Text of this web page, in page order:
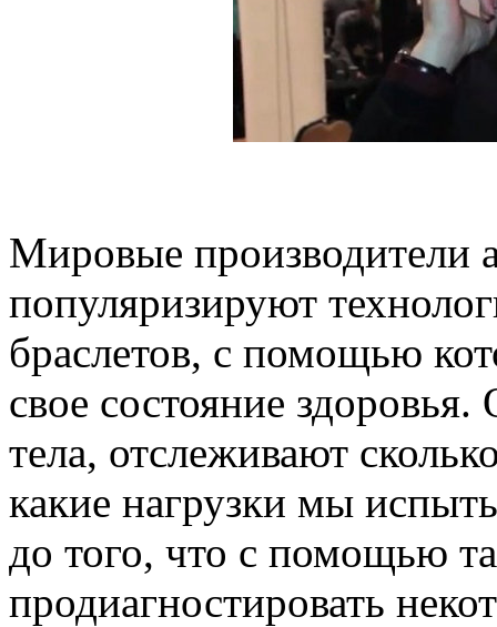
Мировые производители
популяризируют
браслетов, с помощью
свое состояние
тела, отслеживают
какие нагрузки мы
до того, что с помощью
продиагностировать